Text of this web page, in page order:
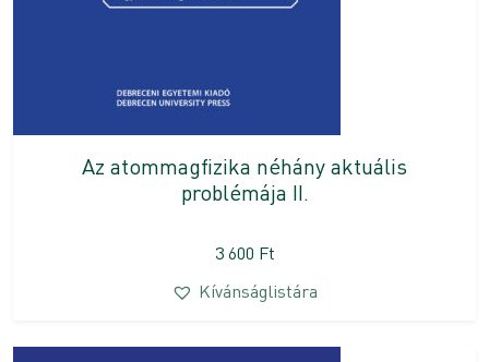
Az atommagfizika néhány aktuális
problémája II.
3 600 Ft
Kívánságlistára